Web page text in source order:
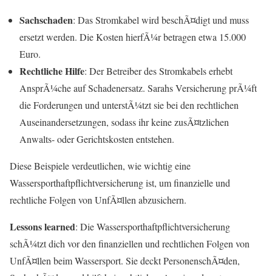
Sachschaden: Das Stromkabel wird beschÃ¤digt und muss
ersetzt werden. Die Kosten hierfÃ¼r betragen etwa 15.000
Euro.
Rechtliche Hilfe: Der Betreiber des Stromkabels erhebt
AnsprÃ¼che auf Schadenersatz. Sarahs Versicherung prÃ¼ft
die Forderungen und unterstÃ¼tzt sie bei den rechtlichen
Auseinandersetzungen, sodass ihr keine zusÃ¤tzlichen
Anwalts- oder Gerichtskosten entstehen.
Diese Beispiele verdeutlichen, wie wichtig eine
Wassersporthaftpflichtversicherung ist, um finanzielle und
rechtliche Folgen von UnfÃ¤llen abzusichern.
Lessons learned: Die Wassersporthaftpflichtversicherung
schÃ¼tzt dich vor den finanziellen und rechtlichen Folgen von
UnfÃ¤llen beim Wassersport. Sie deckt PersonenschÃ¤den,